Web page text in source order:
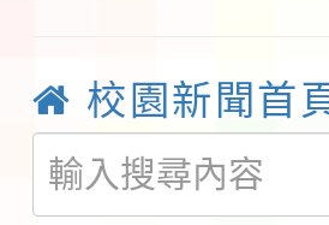
鎮韌性（防
速演練執行
「115年金
法」
本校115學
第3次招考
校園新聞首